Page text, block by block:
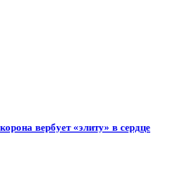
вербует «элиту» в сердце